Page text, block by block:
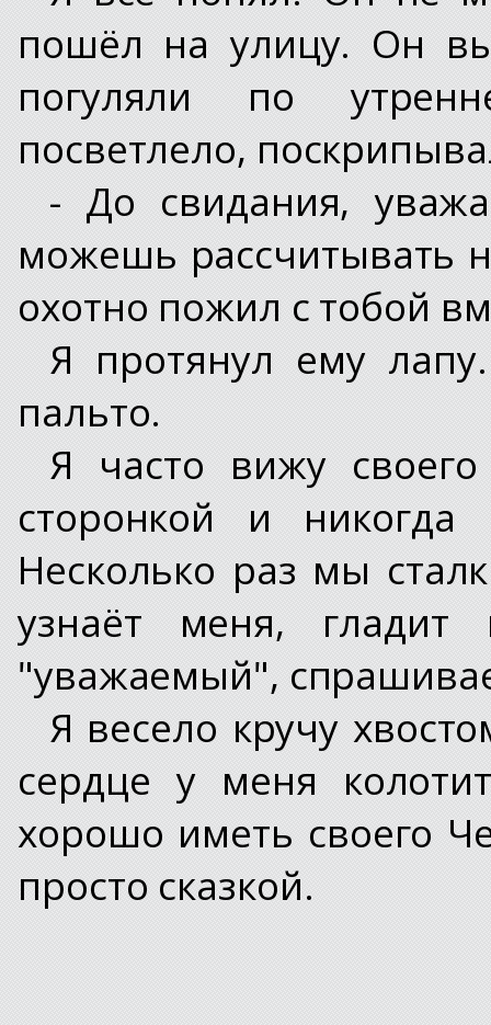
пошёл на улицу. Он
погуляли по
посветлело,
- До свидания,
можешь
охотно пожил с тобой
Я протянул ему
пальто.
Я часто вижу
сторонкой и
Несколько раз мы
узнаёт меня,
"уважаемый",
Я весело кручу
сердце у меня
хорошо иметь своего
просто сказкой.